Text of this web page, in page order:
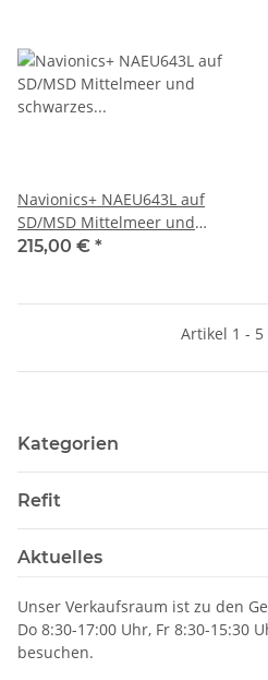
Navionics+ NAEU643L auf
SD/MSD Mittelmeer und
schwarzes Meer (ehemals
215,00 € *
Artikel 1 - 5
Kategorien
Refit
Aktuelles
Unser Verkaufsraum ist zu den
Do 8:30-17:00 Uhr, Fr 8:30-15:30
besuchen.